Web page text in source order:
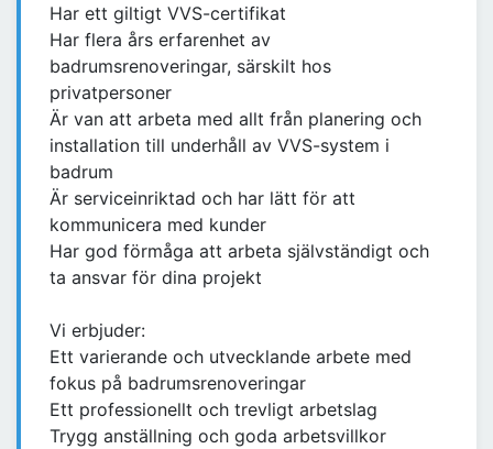
Har ett giltigt VVS-certifikat
Har flera års erfarenhet av
badrumsrenoveringar, särskilt hos
privatpersoner
Är van att arbeta med allt från planering och
installation till underhåll av VVS-system i
badrum
Är serviceinriktad och har lätt för att
kommunicera med kunder
Har god förmåga att arbeta självständigt och
ta ansvar för dina projekt
Vi erbjuder:
Ett varierande och utvecklande arbete med
fokus på badrumsrenoveringar
Ett professionellt och trevligt arbetslag
Trygg anställning och goda arbetsvillkor